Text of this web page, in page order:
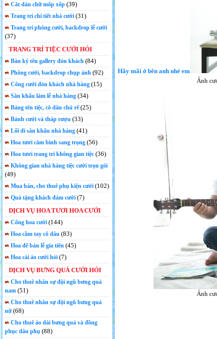
Cắt dán chữ mốp xốp (39)
Trang trí chi tiết nhà cưới (31)
Trang trí phông cưới, backdrop lễ cưới
(37)
TRANG TRÍ TIỆC CƯỚI HỎI
Bàn ký tên gallery đón khách (84)
Phông cưới, backdrop chụp ảnh (92)
Cổng cưới đón khách nhà hàng (15)
Sân khấu làm lễ nhà hàng (34)
Bảng tên tiệc, cô dâu chú rể(25)
Bánh cưới và tháp rượu (33)
Lối đi sân khấu nhà hàng (41)
Hoa tươi cắm bình sang trọng (56)
Hoa tươi trang trí không gian tiệc (36)
Không gian nhà hàng tiệc cưới trọn gói
(49)
Mua bán, cho thuê phụ kiện cưới (102)
Quà tặng khách đám cưới (7)
DỊCH VỤ HOA TƯƠI HOA CƯỚI
Cổng hoa cưới (144)
Hoa cầm tay cô dâu(83)
Hoa để bàn lễ gia tiên (45)
Hoa cài áo cưới hỏi (7)
DỊCH VỤ BƯNG QUẢ CƯỚI HỎI
Cho thuê nhân sự đội ngũ bưng quả
nam (51)
Cho thuê nhân sự đội ngũ bưng quả
nữ(68)
Cho thuê áo dài bưng quả và đồng
phục dâu phụ (88)
Hãy mãi ở bên anh nhé em
Ảnh
Ảnh